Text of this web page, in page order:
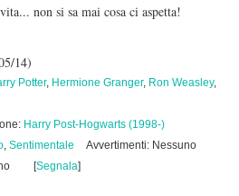
non si sa mai cosa ci aspetta!
14)
Potter, Hermione Granger, Ron Weasley,
Harry Post-Hogwarts (1998-)
, Sentimentale
Avvertimenti: Nessuno
[Segnala]